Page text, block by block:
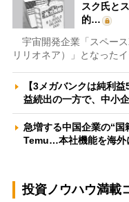
スク氏と
的…
宇宙開発企業「スペー
リリオネア）」となった
【3メガバンクは純利
益続出の一方で、中小
急増する中国企業の“
Temu…本社機能を海
投資ノウハウ満載